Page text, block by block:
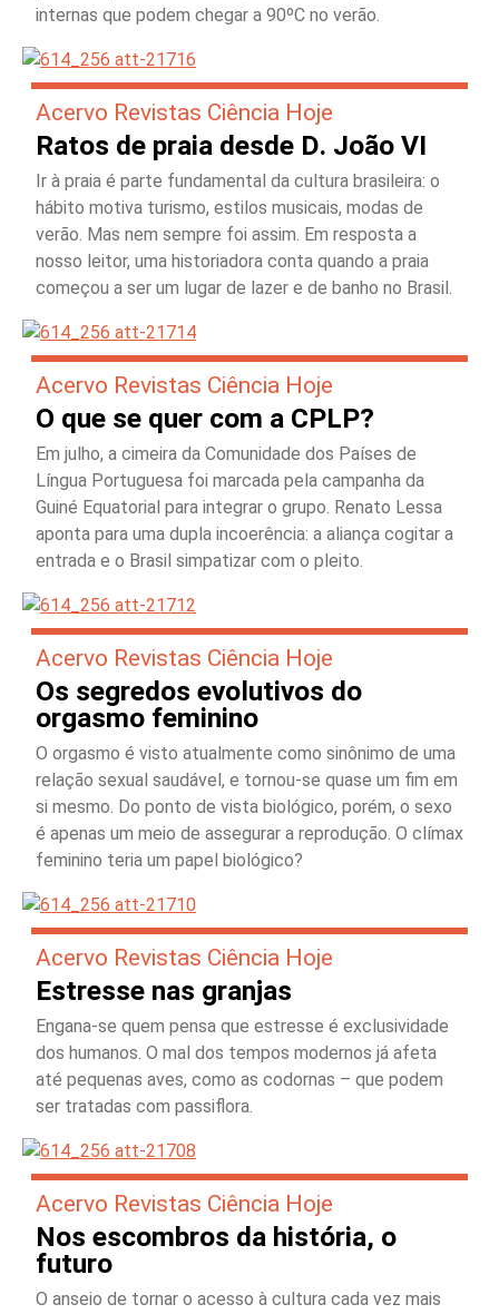
internas que podem chegar a 90ºC no verão.
Acervo Revistas Ciência Hoje
Ratos de praia desde D. João VI
Ir à praia é parte fundamental da cultura brasileira: o
hábito motiva turismo, estilos musicais, modas de
verão. Mas nem sempre foi assim. Em resposta a
nosso leitor, uma historiadora conta quando a praia
começou a ser um lugar de lazer e de banho no Brasil.
Acervo Revistas Ciência Hoje
O que se quer com a CPLP?
Em julho, a cimeira da Comunidade dos Países de
Língua Portuguesa foi marcada pela campanha da
Guiné Equatorial para integrar o grupo. Renato Lessa
aponta para uma dupla incoerência: a aliança cogitar a
entrada e o Brasil simpatizar com o pleito.
Acervo Revistas Ciência Hoje
Os segredos evolutivos do
orgasmo feminino
O orgasmo é visto atualmente como sinônimo de uma
relação sexual saudável, e tornou-se quase um fim em
si mesmo. Do ponto de vista biológico, porém, o sexo
é apenas um meio de assegurar a reprodução. O clímax
feminino teria um papel biológico?
Acervo Revistas Ciência Hoje
Estresse nas granjas
Engana-se quem pensa que estresse é exclusividade
dos humanos. O mal dos tempos modernos já afeta
até pequenas aves, como as codornas – que podem
ser tratadas com passiflora.
Acervo Revistas Ciência Hoje
Nos escombros da história, o
futuro
O anseio de tornar o acesso à cultura cada vez mais